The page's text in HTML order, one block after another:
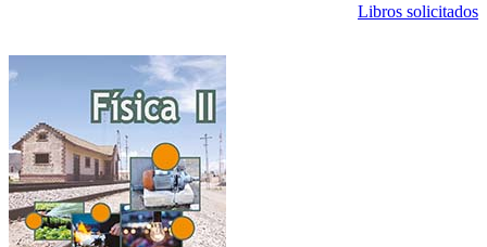
Libros solicitados